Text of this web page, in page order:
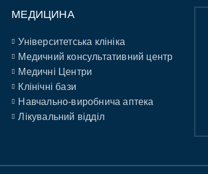
МЕДИЦИНА
Університетська клініка
Медичний консультативний центр
Медичні Центри
Клінічні бази
Навчально-виробнича аптека
Лікувальний відділ